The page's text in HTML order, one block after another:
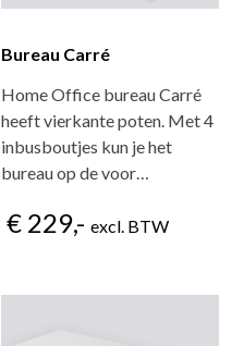
Bureau Carré
Home Office bureau Carré
heeft vierkante poten. Met 4
inbusboutjes kun je het
bureau op de voor…
€ 229,- excl. BTW